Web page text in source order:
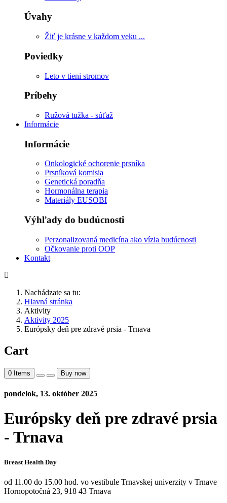
Úvahy
Žiť je krásne v každom veku ...
Poviedky
Leto v tieni stromov
Príbehy
Ružová tužka - súťaž
Informácie
Informácie
Onkologické ochorenie prsníka
Prsníková komisia
Genetická poradňa
Hormonálna terapia
Materiály EUSOBI
Výhľady do budúcnosti
Perzonalizovaná medicína ako vízia budúcnosti
Očkovanie proti OOP
Kontakt
Nachádzate sa tu:
Hlavná stránka
Aktivity
Aktivity 2025
Európsky deň pre zdravé prsia - Trnava
Cart
0 Items Buy now
pondelok, 13. október 2025
Európsky deň pre zdravé prsia
- Trnava
Breast Health Day
od 11.00 do 15.00 hod. vo vestibule Trnavskej univerzity v Trnave
Hornopotočná 23, 918 43 Trnava